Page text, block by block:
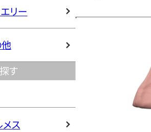
リー
す
ス